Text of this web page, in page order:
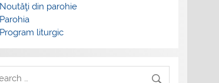
Noutăţi din parohie
Parohia
Program liturgic